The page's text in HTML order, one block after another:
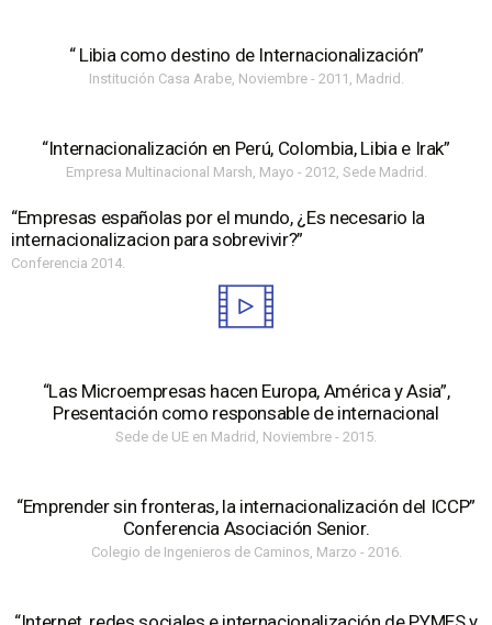
“ Libia como destino de Internacionalización”
Institución Casa Arabe, Noviembre - 2011, Madrid.
“Internacionalización en Perú, Colombia, Libia e Irak”
Empresa Multinacional Marsh, Mayo - 2012, Sede Madrid.
“Empresas españolas por el mundo, ¿Es necesario la
internacionalizacion para sobrevivir?”​
Conferencia 2014.
“Las Microempresas hacen Europa, América y Asia”,
Presentación como responsable de internacional
Sede de UE en Madrid, Noviembre - 2015.
“Emprender sin fronteras, la internacionalización del ICCP”
Conferencia Asociación Senior.
Colegio de Ingenieros de Caminos, Marzo - 2016.